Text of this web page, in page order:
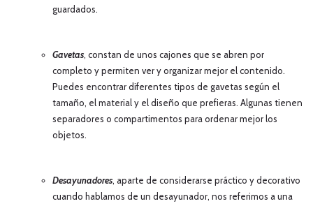
guardados.
Gavetas, constan de unos cajones que se abren por
completo y permiten ver y organizar mejor el contenido.
Puedes encontrar diferentes tipos de gavetas según el
tamaño, el material y el diseño que prefieras. Algunas tienen
separadores o compartimentos para ordenar mejor los
objetos.
Desayunadores, aparte de considerarse práctico y decorativo
cuando hablamos de un desayunador, nos referimos a una